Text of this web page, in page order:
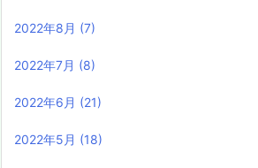
2022年8月 (7)
2022年7月 (8)
2022年6月 (21)
2022年5月 (18)